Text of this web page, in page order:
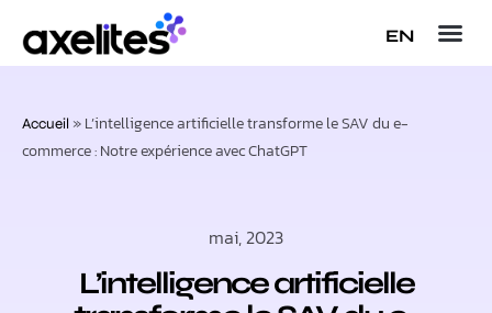
EN
Accueil » L’intelligence artificielle transforme le SAV du e-
commerce : Notre expérience avec ChatGPT
mai, 2023
L’intelligence artificielle